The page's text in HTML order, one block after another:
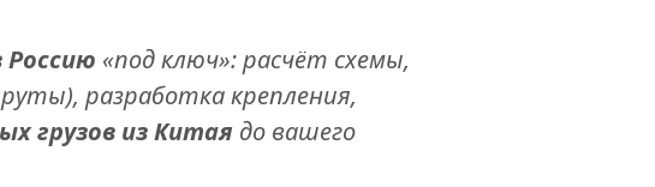
Россию «под ключ»: расчёт схемы,
разработка крепления,
грузов из Китая до вашего